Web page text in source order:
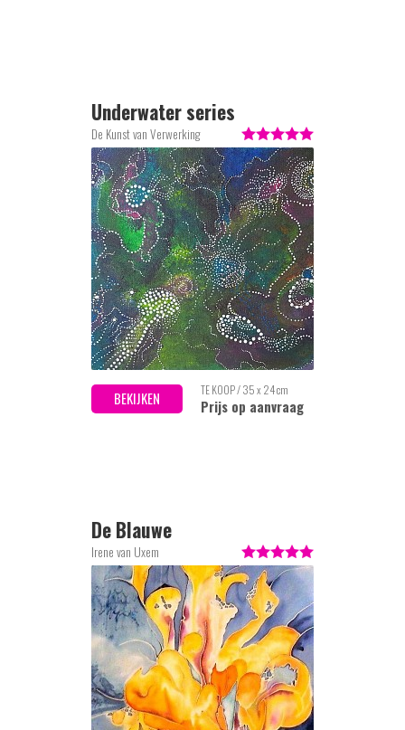
Underwater series
De Kunst van Verwerking
BEKIJKEN TE KOOP / 35 x 24 cm
Prijs op aanvraag
De Blauwe
Irene van Uxem